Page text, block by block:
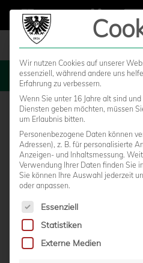
DR. MATTHIAS
Wir nutzen Cookies auf unserer
essenziell, während andere uns
Erfahrung zu verbessern.
Wenn Sie unter 16 Jahre alt sind
Diensten geben möchten, müssen
um Erlaubnis bitten.
Personenbezogene Daten können
Adressen), z. B. für personalisierte
Anzeigen- und Inhaltsmessung.
Verwendung Ihrer Daten finden Sie
Sie können Ihre Auswahl jederzeit
oder anpassen.
Es folgt eine Liste der
Essenziell
Statistiken
Externe Medien